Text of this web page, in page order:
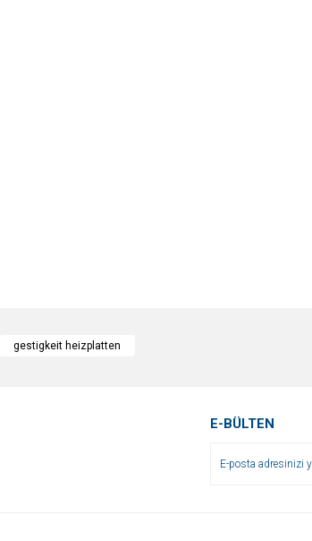
Bu ürüne ilk yorumu siz yapın!
gestigkeit heizplatten
E-BÜLTEN